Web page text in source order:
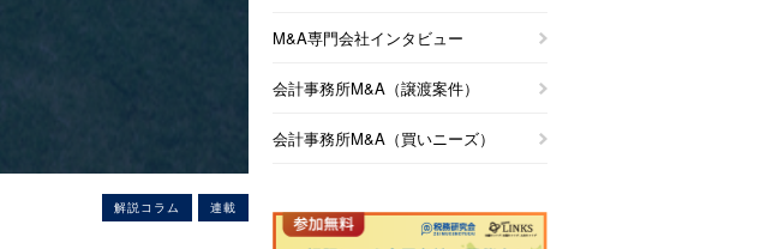
解説コラム 連載
M&A専門会社インタビュー
会計事務所M&A（譲渡案件）
会計事務所M&A（買いニーズ）